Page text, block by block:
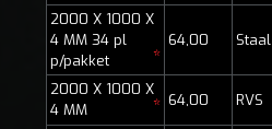
2000 X 1000 X
4 MM 34 pl
p/pakket
*
64,00 Staal
2000 X 1000 X
4 MM
* 64,00 RVS